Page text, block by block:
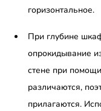
горизонтальное.
При глубине
опрокидывание
стене при
различаются,
прилагаются.